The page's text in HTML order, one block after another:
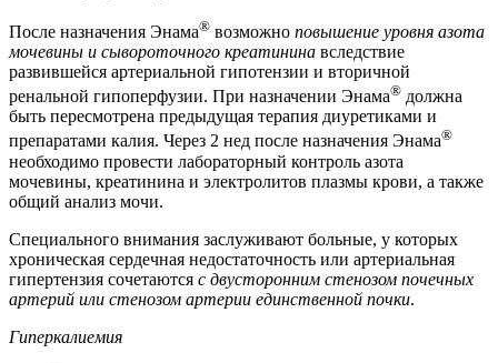
После назначения Энама® возможно повышение уровня азота
мочевины и сывороточного креатинина вследствие
развившейся артериальной гипотензии и вторичной
ренальной гипоперфузии. При назначении Энама® должна
быть пересмотрена предыдущая терапия диуретиками и
препаратами калия. Через 2 нед после назначения Энама®
необходимо провести лабораторный контроль азота
мочевины, креатинина и электролитов плазмы крови, а также
общий анализ мочи.
Специального внимания заслуживают больные, у которых
хроническая сердечная недостаточность или артериальная
гипертензия сочетаются с двусторонним стенозом почечных
артерий или стенозом артерии единственной почки.
Гиперкалиемия